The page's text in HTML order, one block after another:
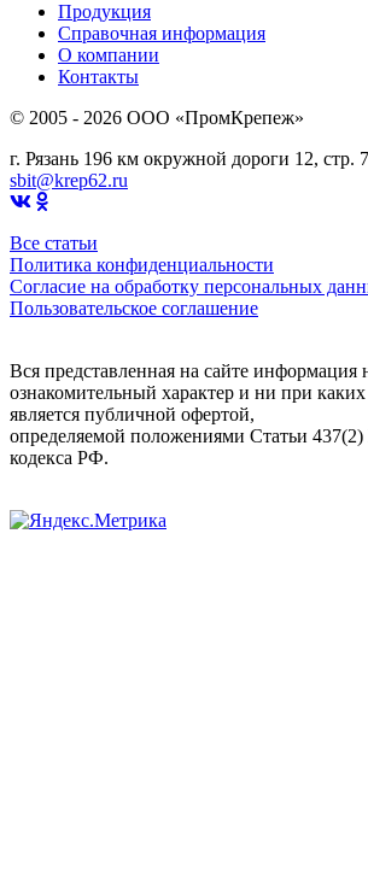
Продукция
Справочная информация
О компании
Контакты
© 2005 - 2026 OOO «ПромКрепеж»
г. Рязань 196 км окружной дороги 12, стр. 7
sbit@krep62.ru
Все статьи
Политика конфиденциальности
Согласие на обработку персональных
Пользовательское соглашение
Вся представленная на сайте информация
ознакомительный характер и ни при
является публичной офертой,
определяемой положениями Статьи 437(2)
кодекса РФ.